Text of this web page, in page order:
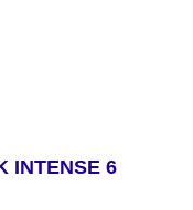
INTENSE 6